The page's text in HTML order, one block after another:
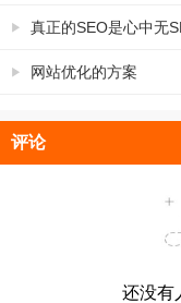
什么区别？我到底应该
真正的SEO是心中无
网站优化的方案
评论
还没有